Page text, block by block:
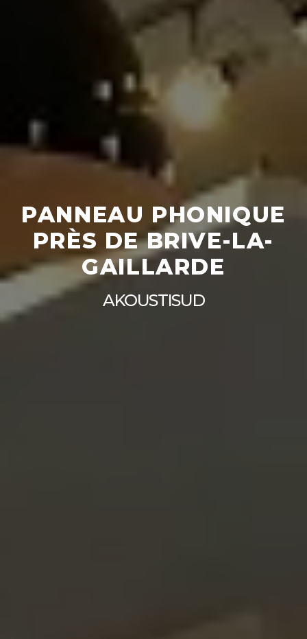
PANNEAU PHONIQUE
PRÈS DE BRIVE-LA-
GAILLARDE
AKOUSTISUD